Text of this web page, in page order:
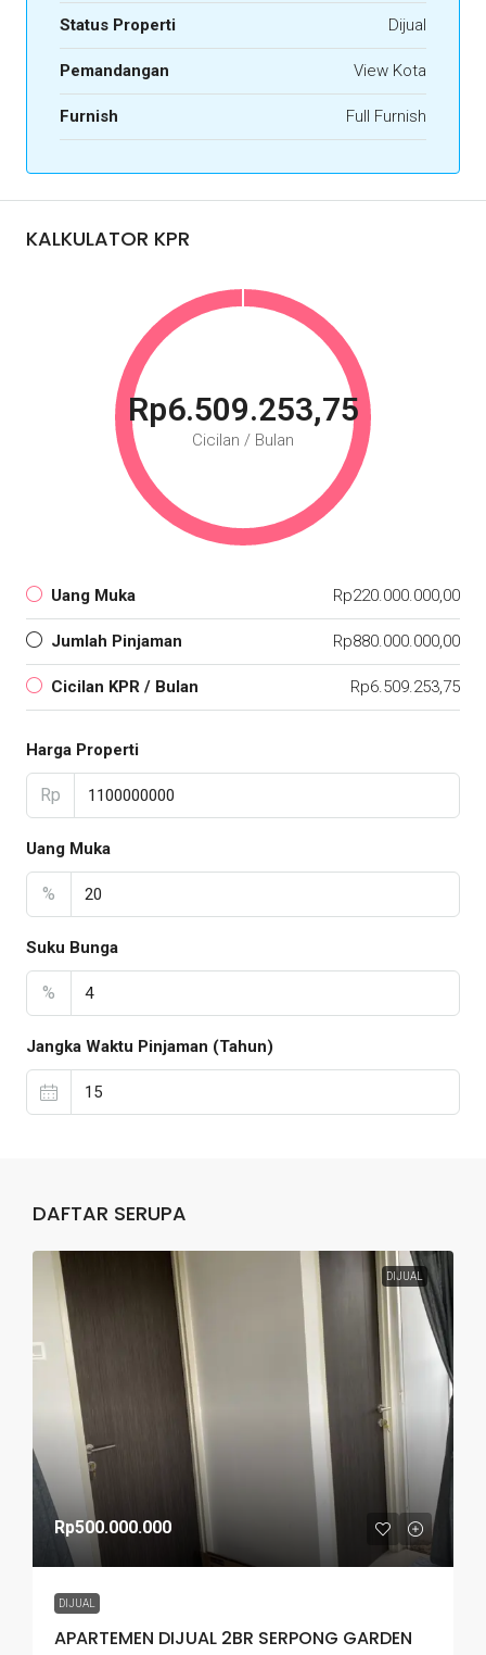
Status Properti Dijual
Pemandangan View Kota
Furnish Full Furnish
KALKULATOR KPR
Rp6.509.253,75
Cicilan / Bulan
Uang Muka Rp220.000.000,00
Jumlah Pinjaman Rp880.000.000,00
Cicilan KPR / Bulan Rp6.509.253,75
Harga Properti
Rp
Uang Muka
%
Suku Bunga
%
Jangka Waktu Pinjaman (Tahun)
DAFTAR SERUPA
DIJUAL
Rp500.000.000
DIJUAL
APARTEMEN DIJUAL 2BR SERPONG GARDEN